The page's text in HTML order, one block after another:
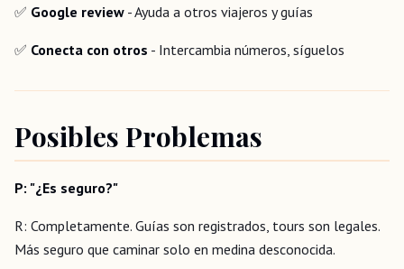
✅ Google review - Ayuda a otros viajeros y guías
✅ Conecta con otros - Intercambia números, síguelos
Posibles Problemas
P: "¿Es seguro?"
R: Completamente. Guías son registrados, tours son legales.
Más seguro que caminar solo en medina desconocida.